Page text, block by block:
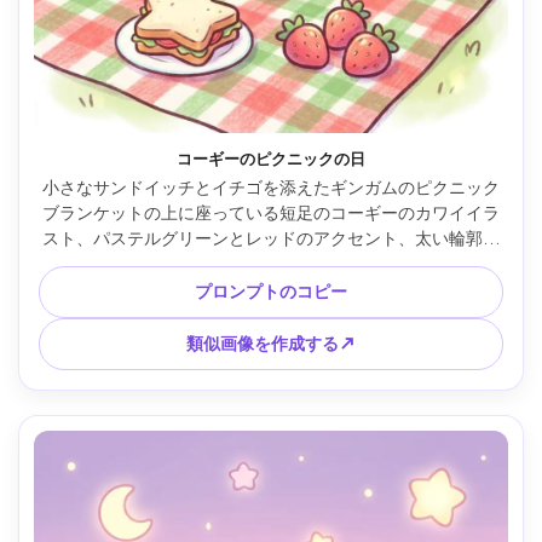
コーギーのピクニックの日
小さなサンドイッチとイチゴを添えたギンガムのピクニック
ブランケットの上に座っている短足のコーギーのカワイイラ
スト、パステルグリーンとレッドのアクセント、太い輪郭、
柔らかい陰影、キラキラした目のハイライト、雲とハートの
ミニマルな背景、陽気で健康的な雰囲気、85mmレンズ、浅
い被写界深度 --ar 4:5
プロンプトのコピー
類似画像を作成する↗